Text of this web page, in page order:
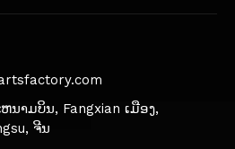
ນາມບິນ, Fangxian ເມືອງ,
ຈີນ